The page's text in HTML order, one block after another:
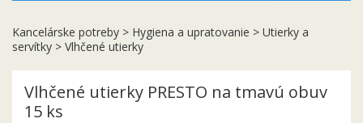
Kancelárske potreby > Hygiena a upratovanie > Utierky a
servítky > Vlhčené utierky
Vlhčené utierky PRESTO na tmavú obuv
15 ks